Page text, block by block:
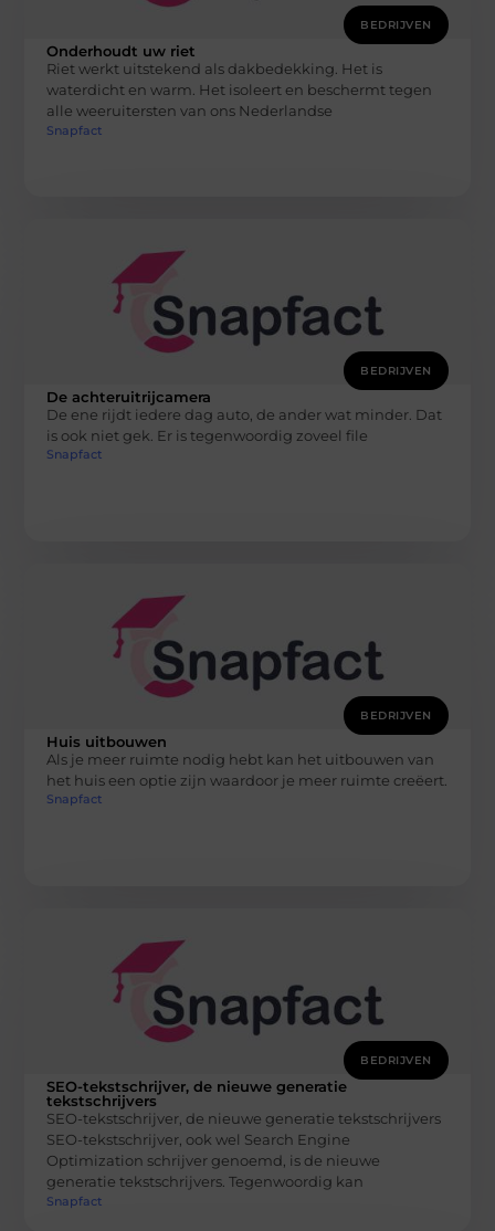
BEDRIJVEN
Onderhoudt uw riet
Riet werkt uitstekend als dakbedekking. Het is
waterdicht en warm. Het isoleert en beschermt tegen
alle weeruitersten van ons Nederlandse
Snapfact
BEDRIJVEN
De achteruitrijcamera
De ene rijdt iedere dag auto, de ander wat minder. Dat
is ook niet gek. Er is tegenwoordig zoveel file
Snapfact
BEDRIJVEN
Huis uitbouwen
Als je meer ruimte nodig hebt kan het uitbouwen van
het huis een optie zijn waardoor je meer ruimte creëert.
Snapfact
BEDRIJVEN
SEO-tekstschrijver, de nieuwe generatie
tekstschrijvers
SEO-tekstschrijver, de nieuwe generatie tekstschrijvers
SEO-tekstschrijver, ook wel Search Engine
Optimization schrijver genoemd, is de nieuwe
generatie tekstschrijvers. Tegenwoordig kan
Snapfact